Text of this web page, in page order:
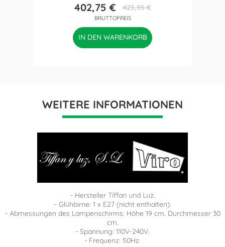
Preis
402,75 €Verkaufspreis
423,95 €
BRUTTOPREIS
IN DEN WARENKORB
WEITERE INFORMATIONEN
- Hersteller Tiffan und Luz.
- Glühbirne: 1 x E27 (nicht enthalten).
- Abmessungen des Lampenschirms: Höhe 19 cm. Durchmesser 30
cm.
- Spannung: 110V-240V.
- Frequenz: 50Hz.